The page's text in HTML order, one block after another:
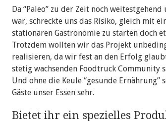
Da “Paleo” zu der Zeit noch weitestgehend
war, schreckte uns das Risiko, gleich mit
stationären Gastronomie zu starten doch
Trotzdem wollten wir das Projekt
realisieren, da wir fest an den Erfolg
stetig wachsenden Foodtruck
Und ohne die Keule “gesunde Ernährung”
Gäste unser Essen sehr.
Bietet ihr ein spezielles